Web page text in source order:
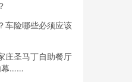
车险哪些必须应该
庄圣马丁自助餐厅
幕……